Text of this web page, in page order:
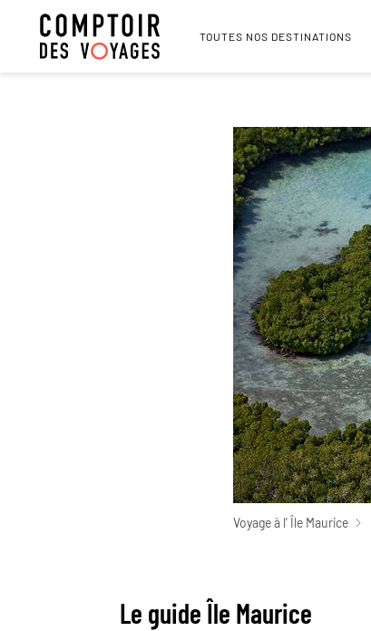
TOUTES NOS DESTINATIONS
Voyage à l' Île Maurice
Le guide Île Maurice